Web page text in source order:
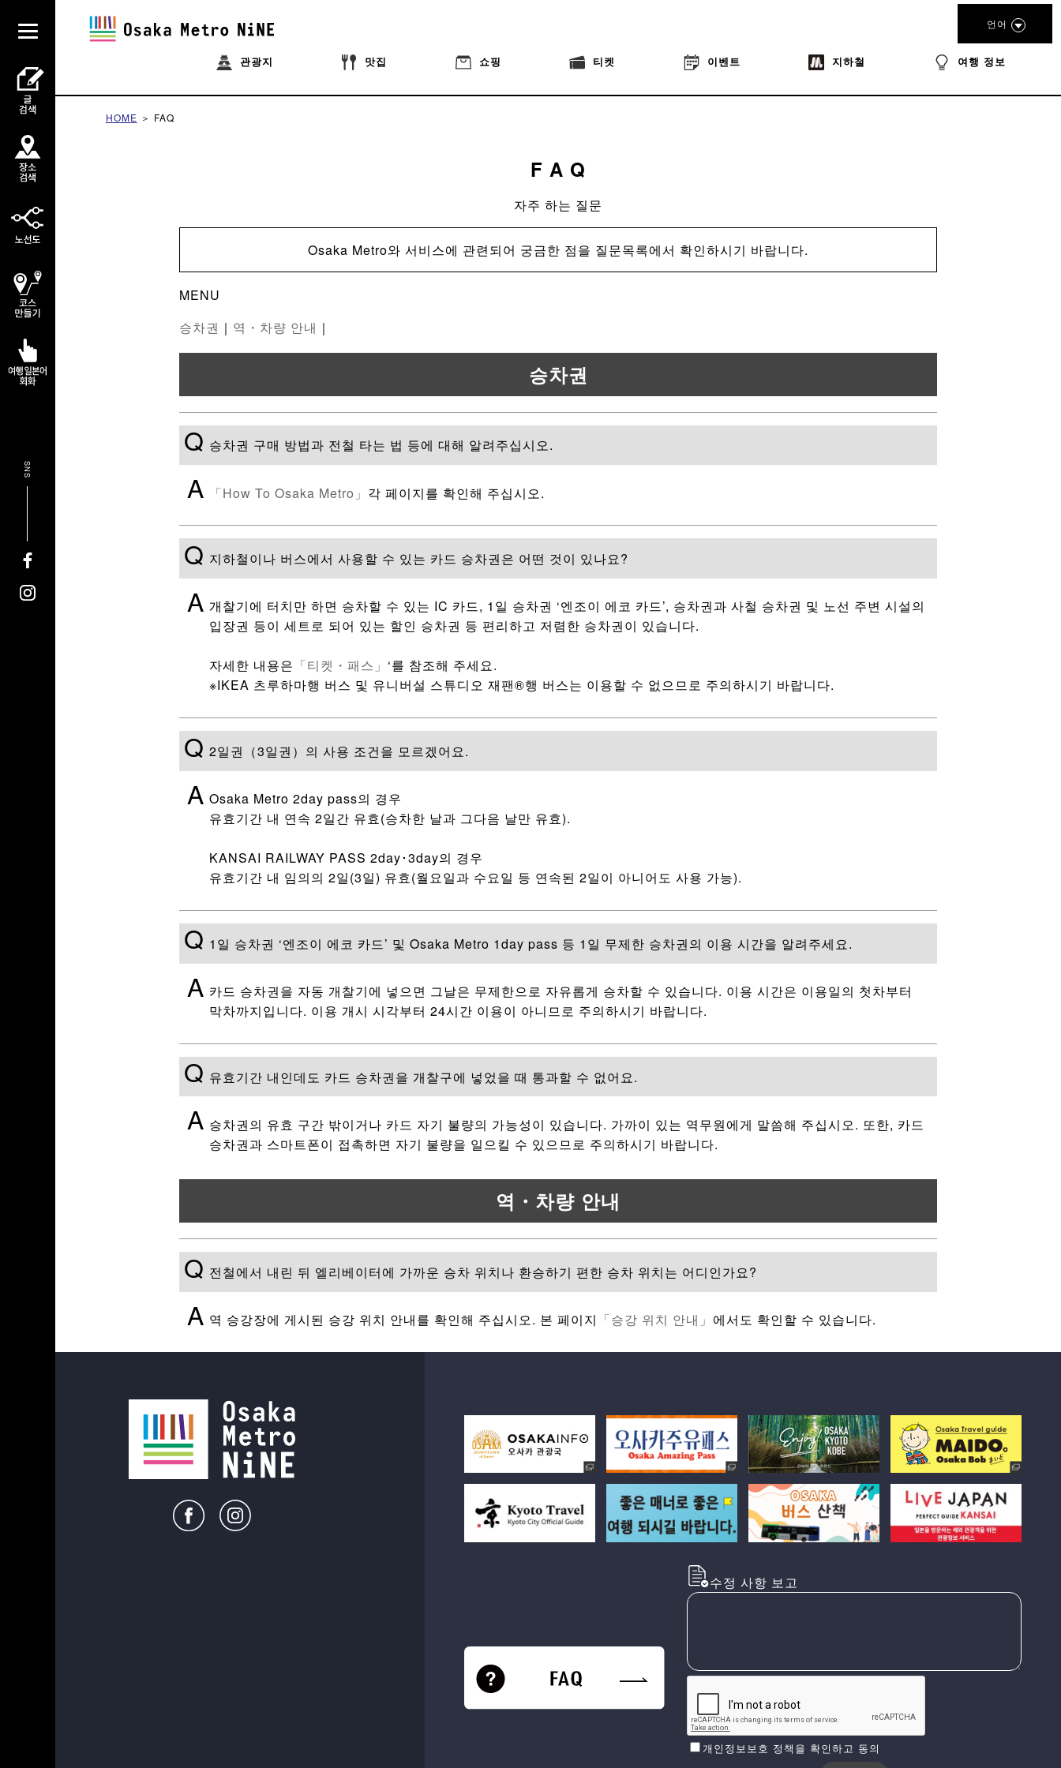
관광지 맛집 쇼핑 티켓 이벤트 지하철 여행 정보
언어
SNS
HOME FAQ
F A Q
자주 하는 질문
Osaka Metro와 서비스에 관련되어 궁금한 점을 질문목록에서 확인하시기 바랍니다.
MENU
승차권 ｜ 역・차량 안내 ｜
승차권
Q 승차권 구매 방법과 전철 타는 법 등에 대해 알려주십시오.
A 「How To Osaka Metro」 각 페이지를 확인해 주십시오.
Q 지하철이나 버스에서 사용할 수 있는 카드 승차권은 어떤 것이 있나요?
A 개찰기에 터치만 하면 승차할 수 있는 IC 카드, 1일 승차권 ‘엔조이 에코 카드’, 승차권과 사철 승차권 및 노선 주변 시설의
입장권 등이 세트로 되어 있는 할인 승차권 등 편리하고 저렴한 승차권이 있습니다.
자세한 내용은 「티켓・패스」 ‘를 참조해 주세요.
※IKEA 츠루하마행 버스 및 유니버설 스튜디오 재팬®행 버스는 이용할 수 없으므로 주의하시기 바랍니다.
Q 2일권（3일권）의 사용 조건을 모르겠어요.
A Osaka Metro 2day pass의 경우
유효기간 내 연속 2일간 유효(승차한 날과 그다음 날만 유효).
KANSAI RAILWAY PASS 2day･3day의 경우
유효기간 내 임의의 2일(3일) 유효(월요일과 수요일 등 연속된 2일이 아니어도 사용 가능).
Q 1일 승차권 ‘엔조이 에코 카드’ 및 Osaka Metro 1day pass 등 1일 무제한 승차권의 이용 시간을 알려주세요.
A 카드 승차권을 자동 개찰기에 넣으면 그날은 무제한으로 자유롭게 승차할 수 있습니다. 이용 시간은 이용일의 첫차부터
막차까지입니다. 이용 개시 시각부터 24시간 이용이 아니므로 주의하시기 바랍니다.
Q 유효기간 내인데도 카드 승차권을 개찰구에 넣었을 때 통과할 수 없어요.
A 승차권의 유효 구간 밖이거나 카드 자기 불량의 가능성이 있습니다. 가까이 있는 역무원에게 말씀해 주십시오. 또한, 카드
승차권과 스마트폰이 접촉하면 자기 불량을 일으킬 수 있으므로 주의하시기 바랍니다.
역・차량 안내
Q 전철에서 내린 뒤 엘리베이터에 가까운 승차 위치나 환승하기 편한 승차 위치는 어디인가요?
A 역 승강장에 게시된 승강 위치 안내를 확인해 주십시오. 본 페이지 「승강 위치 안내」 에서도 확인할 수 있습니다.
수정 사항 보고
개인정보보호 정책을 확인하고 동의